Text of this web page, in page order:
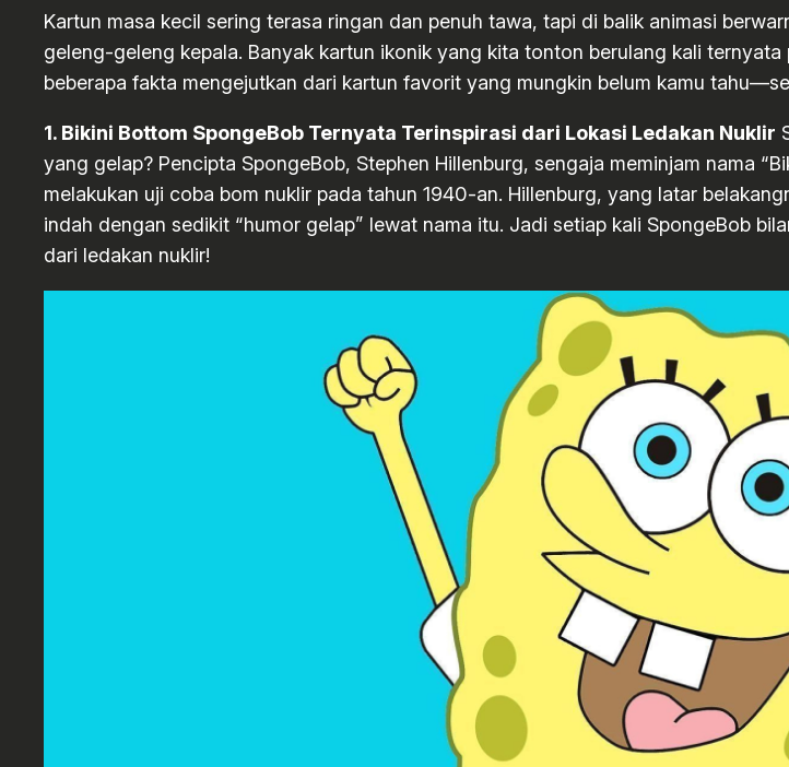
Kartun masa kecil sering terasa ringan dan penuh tawa, tapi di balik animasi
geleng-geleng kepala. Banyak kartun ikonik yang kita tonton berulang kali
beberapa fakta mengejutkan dari kartun favorit yang mungkin belum kamu
1. Bikini Bottom SpongeBob Ternyata Terinspirasi dari Lokasi Ledakan Nuklir
yang gelap? Pencipta SpongeBob, Stephen Hillenburg, sengaja meminjam nama
melakukan uji coba bom nuklir pada tahun 1940-an. Hillenburg, yang latar
indah dengan sedikit “humor gelap” lewat nama itu. Jadi setiap kali SpongeBob
dari ledakan nuklir!